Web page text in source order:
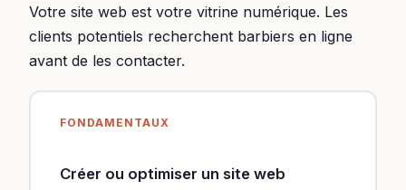
Votre site web est votre vitrine numérique. Les
clients potentiels recherchent barbiers en ligne
avant de les contacter.
FONDAMENTAUX
Créer ou optimiser un site web